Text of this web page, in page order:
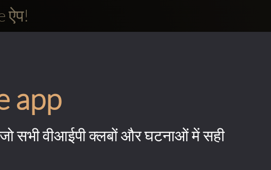
ऐप!
app
सभी वीआईपी क्लबों और घटनाओं में सही